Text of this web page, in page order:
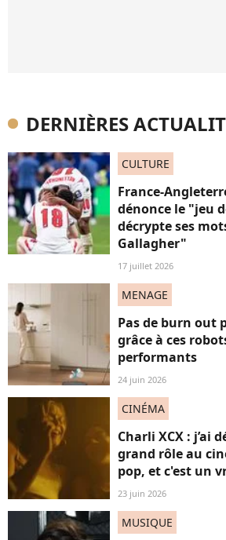
DERNIÈRES
CULTURE
France-
dénonce le "jeu
décrypte ses
Gallagher"
17 juillet 2026
MENAGE
Pas de burn out
grâce à ces
performants
24 juin 2026
CINÉMA
Charli XCX : j’ai
grand rôle au
pop, et c'est un
23 juin 2026
MUSIQUE